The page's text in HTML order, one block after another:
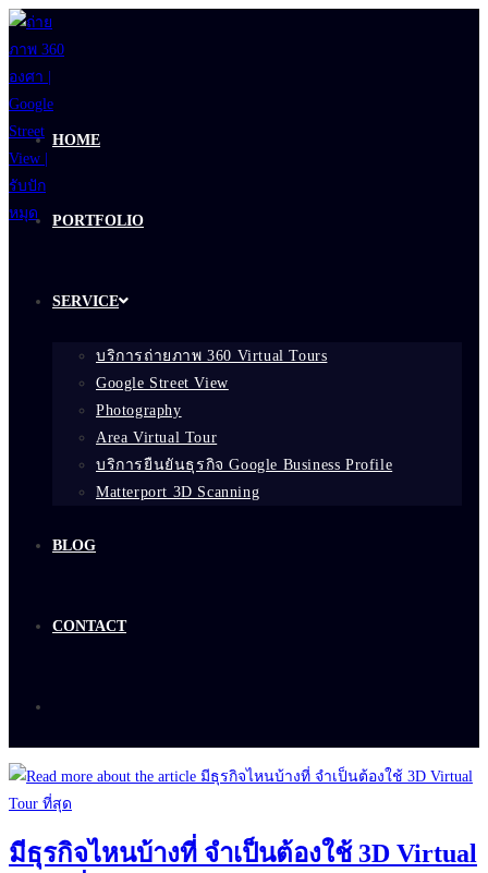
Skip
to
content
HOME
PORTFOLIO
SERVICE
บริการถ่ายภาพ 360 Virtual Tours
Google Street View
Photography
Area Virtual Tour
บริการยืนยันธุรกิจ Google Business Profile
Matterport 3D Scanning
BLOG
CONTACT
มีธุรกิจไหนบ้างที่ จำเป็นต้องใช้ 3D Virtual